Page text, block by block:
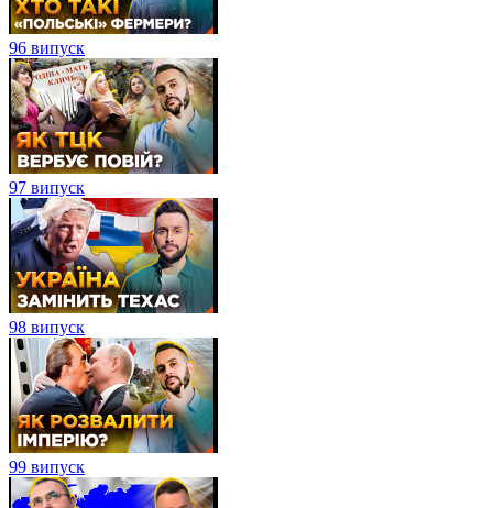
96 випуск
97 випуск
98 випуск
99 випуск